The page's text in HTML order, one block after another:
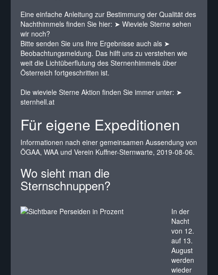
Eine einfache Anleitung zur Bestimmung der Qualität des
Nachthimmels finden Sie hier: ➤ Wieviele Sterne sehen
wir noch?
Bitte senden Sie uns Ihre Ergebnisse auch als ➤
Beobachtungsmeldung. Das hilft uns zu verstehen wie
weit die Lichtüberflutung des Sternenhimmels über
Österreich fortgeschritten ist.
Die wieviele Sterne Aktion finden Sie immer unter: ➤
sternhell.at
Für eigene Expeditionen
Informationen nach einer gemeinsamen Aussendung von
ÖGAA, WAA und Verein Kuffner-Sternwarte, 2019-08-06.
Wo sieht man die
Sternschnuppen?
In der
Nacht
von 12.
auf 13.
August
werden
wieder